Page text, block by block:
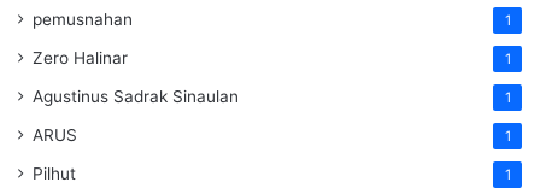
pemusnahan 1
Zero Halinar 1
Agustinus Sadrak Sinaulan 1
ARUS 1
Pilhut 1